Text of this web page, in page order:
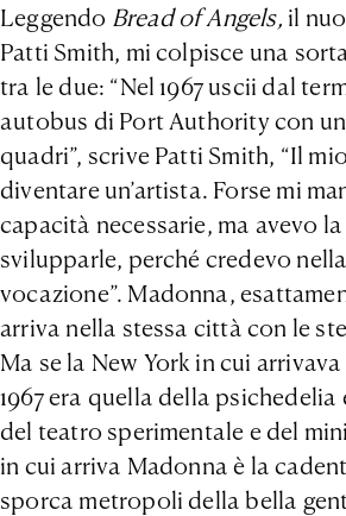
Leggendo Bread of Angels, il
Patti Smith, mi colpisce una
tra le due: “Nel 1967 uscii dal
autobus di Port Authority con
quadri”, scrive Patti Smith, “Il
diventare un’artista. Forse mi
capacità necessarie, ma avevo
svilupparle, perché credevo
vocazione”. Madonna,
arriva nella stessa città con le
Ma se la New York in cui
1967 era quella della psichedelia
del teatro sperimentale e del
in cui arriva Madonna è la
sporca metropoli della bella